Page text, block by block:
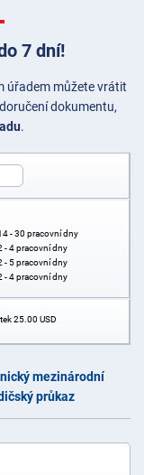
7 dní!
úřadem můžete vrátit
dokumentu,
.
- 30 pracovní dny
- 4 pracovní dny
- 5 pracovní dny
- 4 pracovní dny
25.00 USD
mezinárodní
průkaz